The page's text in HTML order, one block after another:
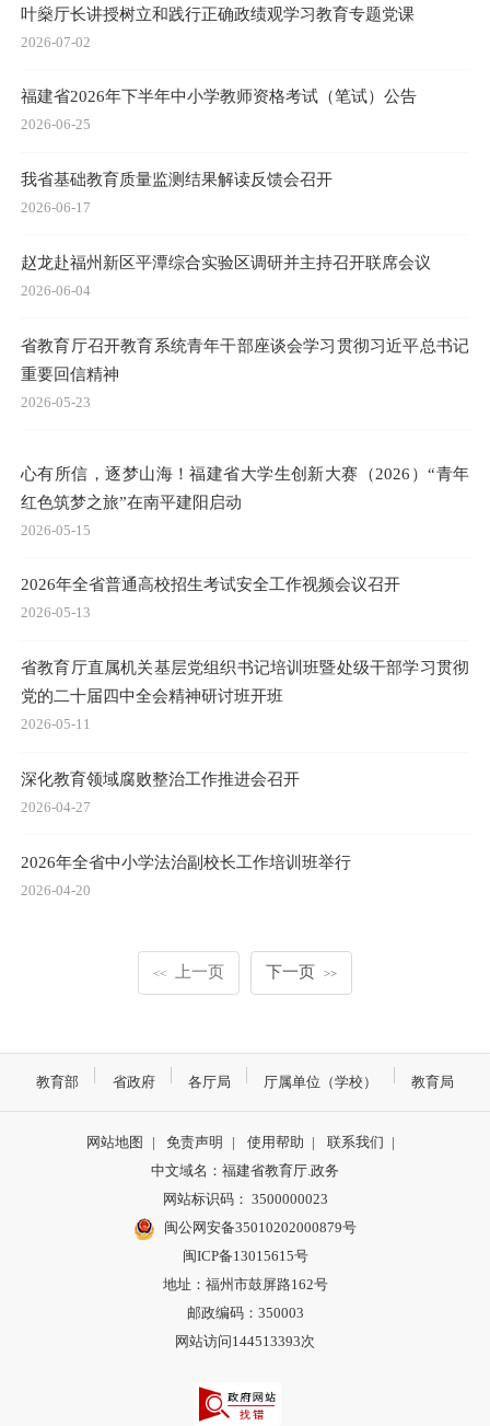
叶燊厅长讲授树立和践行正确政绩观学习教育专题党课
2026-07-02
福建省2026年下半年中小学教师资格考试（笔试）公告
2026-06-25
我省基础教育质量监测结果解读反馈会召开
2026-06-17
赵龙赴福州新区平潭综合实验区调研并主持召开联席会议
2026-06-04
省教育厅召开教育系统青年干部座谈会学习贯彻习近平总书记
重要回信精神
2026-05-23
心有所信，逐梦山海！福建省大学生创新大赛（2026）“青年
红色筑梦之旅”在南平建阳启动
2026-05-15
2026年全省普通高校招生考试安全工作视频会议召开
2026-05-13
省教育厅直属机关基层党组织书记培训班暨处级干部学习贯彻
党的二十届四中全会精神研讨班开班
2026-05-11
深化教育领域腐败整治工作推进会召开
2026-04-27
2026年全省中小学法治副校长工作培训班举行
2026-04-20
<< 上一页 下一页 >>
教育部 省政府 各厅局 厅属单位（学校） 教育局
网站地图 | 免责声明 | 使用帮助 | 联系我们 |
中文域名：福建省教育厅.政务
网站标识码： 3500000023
闽公网安备35010202000879号
闽ICP备13015615号
地址：福州市鼓屏路162号
邮政编码：350003
网站访问144513393次